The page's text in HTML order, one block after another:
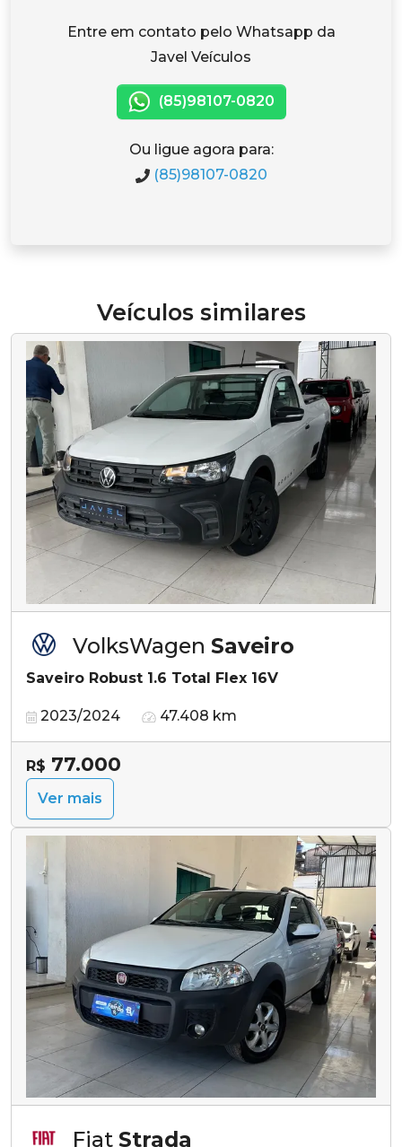
Entre em contato pelo Whatsapp da
Javel Veículos
(85)98107-0820
Ou ligue agora para:
(85)98107-0820
Veículos similares
VolksWagen Saveiro
Saveiro Robust 1.6 Total Flex 16V
2023/2024 47.408 km
R$ 77.000
Ver mais
Fiat Strada